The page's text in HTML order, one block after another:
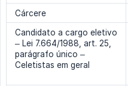
Cárcere
Candidato a cargo eletivo
– Lei 7.664/1988, art. 25,
parágrafo único –
Celetistas em geral